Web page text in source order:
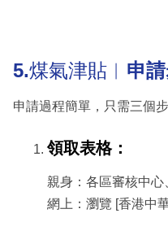
5.煤氣津貼︳ 申
申請過程簡單，只需三個步
領取表格：
親身：各區審核中心
網上：瀏覽 [香港中